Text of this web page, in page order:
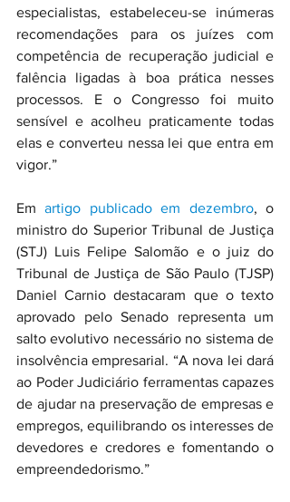
especialistas, estabeleceu-se inúmeras
recomendações para os juízes com
competência de recuperação judicial e
falência ligadas à boa prática nesses
processos. E o Congresso foi muito
sensível e acolheu praticamente todas
elas e converteu nessa lei que entra em
vigor.”
Em artigo publicado em dezembro, o
ministro do Superior Tribunal de Justiça
(STJ) Luis Felipe Salomão e o juiz do
Tribunal de Justiça de São Paulo (TJSP)
Daniel Carnio destacaram que o texto
aprovado pelo Senado representa um
salto evolutivo necessário no sistema de
insolvência empresarial. “A nova lei dará
ao Poder Judiciário ferramentas capazes
de ajudar na preservação de empresas e
empregos, equilibrando os interesses de
devedores e credores e fomentando o
empreendedorismo.”